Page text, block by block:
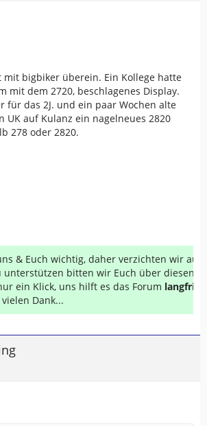
mit bigbiker überein. Ein Kollege hatte
mit dem 2720, beschlagenes Display.
für das 2J. und ein paar Wochen alte
UK auf Kulanz ein nagelneues 2820
278 oder 2820.
& Euch wichtig, daher verzichten wir auf
unterstützen bitten wir Euch über diesen
ein Klick, uns hilft es das Forum
Dank...